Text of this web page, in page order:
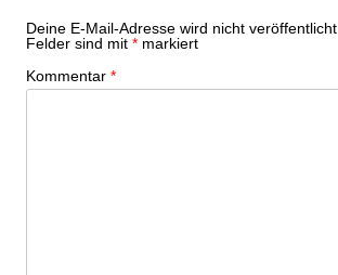
Deine E-Mail-Adresse wird nicht veröffentlicht.
Felder sind mit * markiert
Kommentar *